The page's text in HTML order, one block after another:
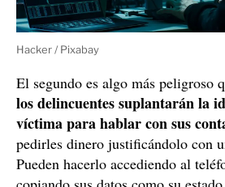
Hacker / Pixabay
El segundo es algo más peligroso
los delincuentes suplantarán la
víctima para hablar con sus
pedirles dinero justificándolo con
Pueden hacerlo accediendo al